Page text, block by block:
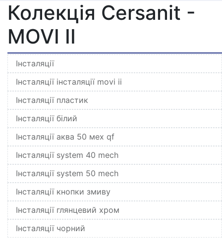
Колекція Cersanit -
MOVI II
Інсталяції
Інсталяції інсталяції movi ii
Інсталяції пластик
Інсталяції білий
Інсталяції аква 50 мех qf
Інсталяції system 40 mech
Інсталяції system 50 mech
Інсталяції кнопки змиву
Інсталяції глянцевий хром
Інсталяції чорний